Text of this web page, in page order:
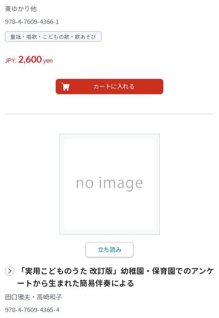
東ゆかり他
978-4-7609-4366-1
童謡・唱歌・こどもの歌・歌あそび
JPY: 2,600yen
カートに入れる
立ち読み
「実用こどものうた 改訂版」幼稚園・保育園でのアンケ
ートから生まれた簡易伴奏による
田口雅夫・高崎和子
978-4-7609-4365-4